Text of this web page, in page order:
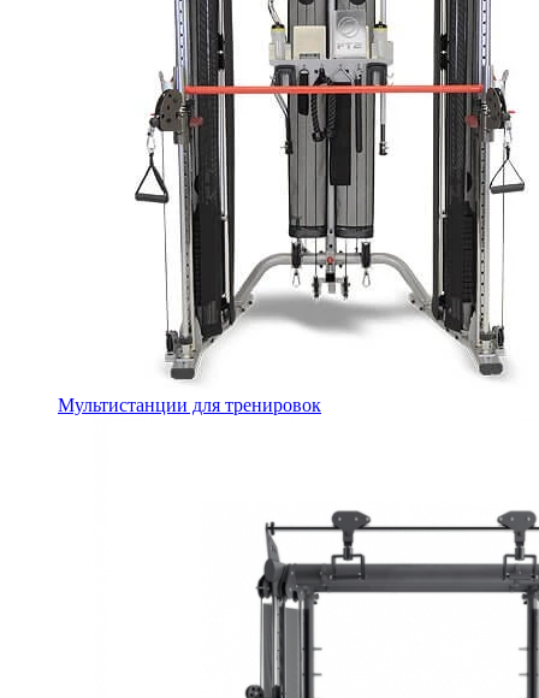
Мультистанции для тренировок